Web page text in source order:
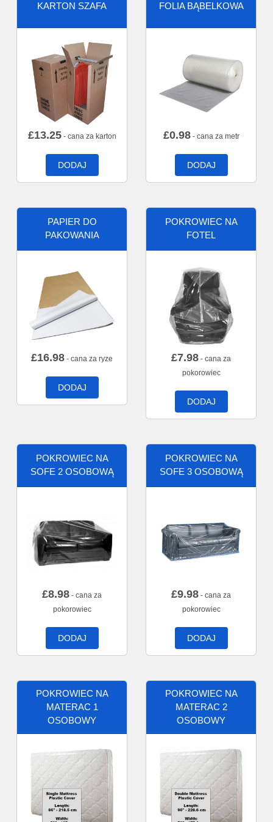
KARTON SZAFA
£13.25- cana za karton
DODAJ
FOLIA BĄBELKOWA
£0.98- cana za metr
DODAJ
PAPIER DO
PAKOWANIA
£16.98 - cana za ryze
DODAJ
POKROWIEC NA
FOTEL
£7.98 - cana za
pokorowiec
DODAJ
POKROWIEC NA
SOFE 2 OSOBOWĄ
£8.98 - cana za
pokorowiec
DODAJ
POKROWIEC NA
SOFE 3 OSOBOWĄ
£9.98 - cana za
pokorowiec
DODAJ
POKROWIEC NA
MATERAC 1
OSOBOWY
POKROWIEC NA
MATERAC 2
OSOBOWY